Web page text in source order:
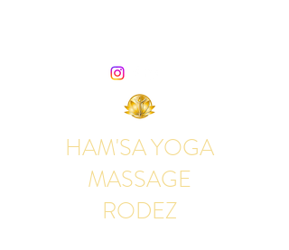
HAM'SA YOGA
MASSAGE
RODEZ